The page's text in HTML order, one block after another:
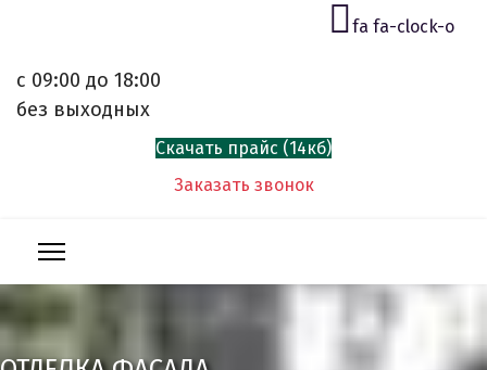
fa fa-clock-o
с 09:00 до 18:00
без выходных
Скачать прайс (14кб)
Заказать звонок